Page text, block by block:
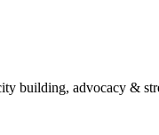
building, advocacy &